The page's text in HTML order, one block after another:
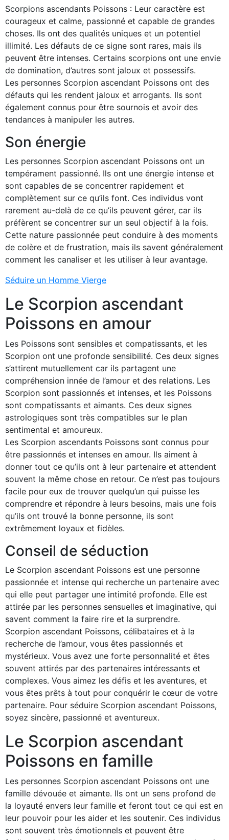
Scorpions ascendants Poissons : Leur caractère est
courageux et calme, passionné et capable de grandes
choses. Ils ont des qualités uniques et un potentiel
illimité. Les défauts de ce signe sont rares, mais ils
peuvent être intenses. Certains scorpions ont une envie
de domination, d’autres sont jaloux et possessifs.
Les personnes Scorpion ascendant Poissons ont des
défauts qui les rendent jaloux et arrogants. Ils sont
également connus pour être sournois et avoir des
tendances à manipuler les autres.
Son énergie
Les personnes Scorpion ascendant Poissons ont un
tempérament passionné. Ils ont une énergie intense et
sont capables de se concentrer rapidement et
complètement sur ce qu’ils font. Ces individus vont
rarement au-delà de ce qu’ils peuvent gérer, car ils
préfèrent se concentrer sur un seul objectif à la fois.
Cette nature passionnée peut conduire à des moments
de colère et de frustration, mais ils savent généralement
comment les canaliser et les utiliser à leur avantage.
Séduire un Homme Vierge
Le Scorpion ascendant
Poissons en amour
Les Poissons sont sensibles et compatissants, et les
Scorpion ont une profonde sensibilité. Ces deux signes
s’attirent mutuellement car ils partagent une
compréhension innée de l’amour et des relations. Les
Scorpion sont passionnés et intenses, et les Poissons
sont compatissants et aimants. Ces deux signes
astrologiques sont très compatibles sur le plan
sentimental et amoureux.
Les Scorpion ascendants Poissons sont connus pour
être passionnés et intenses en amour. Ils aiment à
donner tout ce qu’ils ont à leur partenaire et attendent
souvent la même chose en retour. Ce n’est pas toujours
facile pour eux de trouver quelqu’un qui puisse les
comprendre et répondre à leurs besoins, mais une fois
qu’ils ont trouvé la bonne personne, ils sont
extrêmement loyaux et fidèles.
Conseil de séduction
Le Scorpion ascendant Poissons est une personne
passionnée et intense qui recherche un partenaire avec
qui elle peut partager une intimité profonde. Elle est
attirée par les personnes sensuelles et imaginative, qui
savent comment la faire rire et la surprendre.
Scorpion ascendant Poissons, célibataires et à la
recherche de l’amour, vous êtes passionnés et
mystérieux. Vous avez une forte personnalité et êtes
souvent attirés par des partenaires intéressants et
complexes. Vous aimez les défis et les aventures, et
vous êtes prêts à tout pour conquérir le cœur de votre
partenaire. Pour séduire Scorpion ascendant Poissons,
soyez sincère, passionné et aventureux.
Le Scorpion ascendant
Poissons en famille
Les personnes Scorpion ascendant Poissons ont une
famille dévouée et aimante. Ils ont un sens profond de
la loyauté envers leur famille et feront tout ce qui est en
leur pouvoir pour les aider et les soutenir. Ces individus
sont souvent très émotionnels et peuvent être